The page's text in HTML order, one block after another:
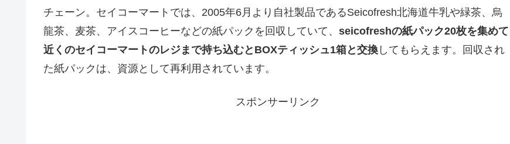
チェーン。セイコーマートでは、2005年6月より自社製品であるSeicofresh北海道牛乳や緑茶、烏
龍茶、麦茶、アイスコーヒーなどの紙パックを回収していて、 seicofreshの紙パック20枚を集めて
近くのセイコーマートのレジまで持ち込むとBOXティッシュ1箱と交換 してもらえます。回収され
た紙パックは、資源として再利用されています。
スポンサーリンク